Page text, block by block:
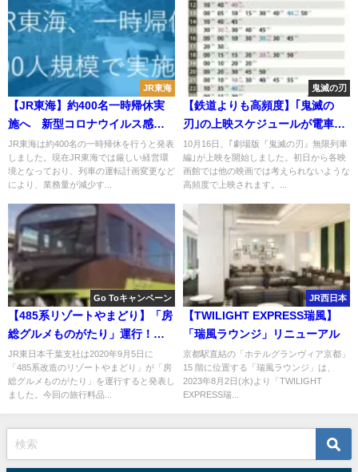
JR東海
【JR東海】約400名一時帰休実
施へ 新型コロナウイルス感染
拡大影響で
JR東海は約400名の一時帰休を行うと発表
しました。現在JR東海では厳しい経営環
境となっており、列車の運転計画変更など
により、業務量が減少す...
鬼滅の刃
【鉄道よりも高頻度】｢鬼滅の
刃｣の上映スケジュールが電車や
バスの時刻表みたいと話題に
10月16日、｢劇場版『鬼滅の刃』無限列車
編｣が上映を開始しました。初日から各映
画館では他の映画では考えられないような
高頻度で上映されます。...
Go Toキャンペーン
【485系リゾートやまどり】「房
総グルメものがたり」運行！
GoToトラベルキャンペーン適用
の旅行商品
JR東日本千葉支社は2020年9月5日に
「485系改造のリゾートやまどり」が「房
総グルメものがたり」を運行すると発表し
ました。今回の旅行料品...
JR西日本
【TWILIGHT EXPRESS瑞風】
「瑞風ラウンジ」リニューアル
京都駅直結の「ホテルグランヴィア京都」
15 階に位置する「瑞風ラウンジ」は、
2023年8月2日(水)より「TWILIGHT
EXPRESS瑞...